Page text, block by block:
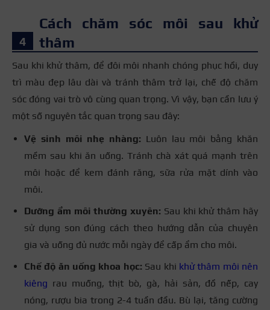
Cách chăm sóc môi sau khử
thâm
Sau khi khử thâm, để đôi môi nhanh chóng phục hồi, duy
trì màu đẹp lâu dài và tránh thâm trở lại, chế độ chăm
sóc đóng vai trò vô cùng quan trọng. Vì vậy, bạn cần lưu ý
một số nguyên tắc quan trọng sau đây:
Vệ sinh môi nhẹ nhàng: Luôn lau môi bằng khăn
mềm sau khi ăn uống. Tránh chà xát quá mạnh trên
môi hoặc để kem đánh răng, sữa rửa mặt dính vào
môi.
Dưỡng ẩm môi thường xuyên: Sau khi khử thâm hãy
sử dụng son đúng cách theo hướng dẫn của chuyên
gia và uống đủ nước mỗi ngày để cấp ẩm cho môi.
Chế độ ăn uống khoa học: Sau khi khử thâm môi nên
kiêng rau muống, thịt bò, gà, hải sản, đồ nếp, cay
nóng, rượu bia trong 2-4 tuần đầu. Bù lại, tăng cường